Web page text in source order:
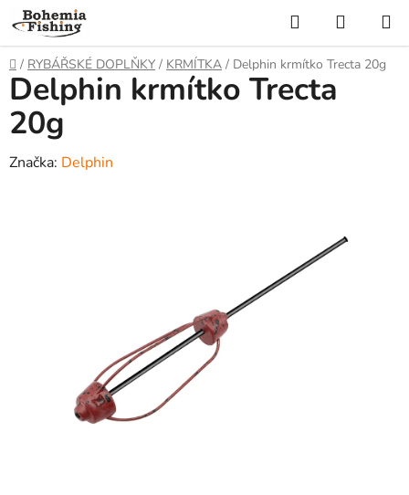
Přejít
na
obsah
Hledat
KOŠÍK
Domů
/ RYBÁŘSKÉ DOPLŇKY / KRMÍTKA / Delphin krmítko Trecta 20g
Delphin krmítko Trecta
20g
Značka: Delphin